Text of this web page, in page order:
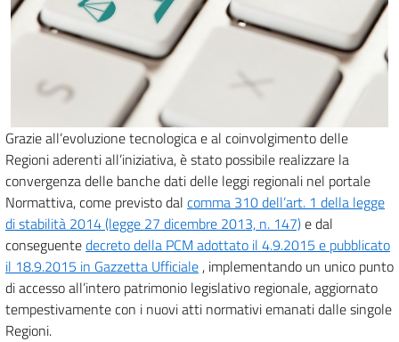
Grazie all’evoluzione tecnologica e al coinvolgimento delle
Regioni aderenti all’iniziativa, è stato possibile realizzare la
convergenza delle banche dati delle leggi regionali nel portale
Normattiva, come previsto dal comma 310 dell’art. 1 della legge
di stabilità 2014 (legge 27 dicembre 2013, n. 147)e dal
conseguentedecreto della PCM adottato il 4.9.2015 e pubblicato
il 18.9.2015 in Gazzetta Ufficiale , implementando un unico punto
di accesso all’intero patrimonio legislativo regionale, aggiornato
tempestivamente con i nuovi atti normativi emanati dalle singole
Regioni.